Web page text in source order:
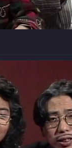
风气盛行，所以今
避免产生不必要的
笑弹。